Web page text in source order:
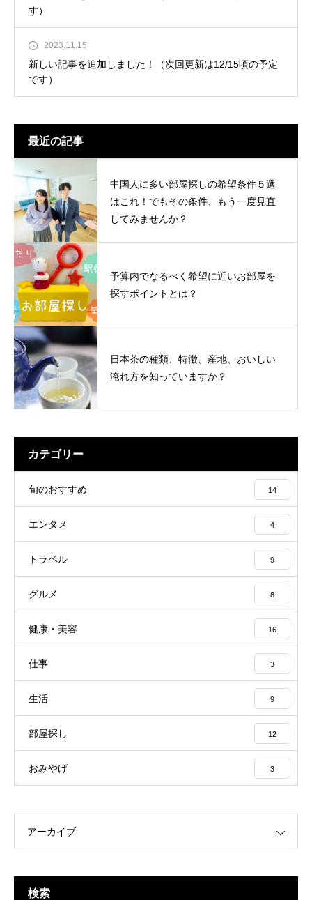
す）
2023.11.15
新しい記事を追加しました！（次回更新は12/15頃の予定
です）
最近の記事
中国人に多い部屋探しの希望条件５選
はこれ！でもその条件、もう一度見直
してみませんか？
予算内でなるべく希望に近いお部屋を
探すポイントとは？
日本茶の種類、特徴、産地、おいしい
淹れ方を知っていますか？
カテゴリー
旬のおすすめ 14
エンタメ 4
トラベル 9
グルメ 8
健康・美容 16
仕事 3
生活 9
部屋探し 12
おみやげ 3
アーカイブ
検索